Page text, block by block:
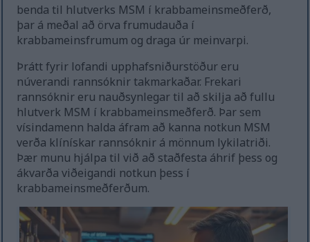
benda til hlutverks MSM í krabbameinsmeðferð,
þar á meðal að örva frumudauða í
krabbameinsfrumum og draga úr meinvarpi.
Þrátt fyrir lofandi upphafsniðurstöður eru
núverandi rannsóknir takmarkaðar. Frekari
rannsóknir eru nauðsynlegar til að skilja að fullu
hlutverk MSM í krabbameinsmeðferð. Þar sem
vísindamenn halda áfram að kanna notkun MSM
verða klínískar rannsóknir á mönnum lykilatriði.
Þær munu hjálpa til við að staðfesta áhrif þess og
ákvarða viðeigandi notkun þess í
krabbameinsmeðferðum.